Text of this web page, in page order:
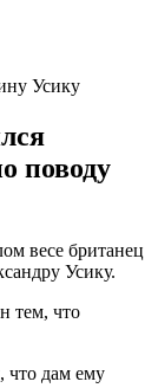
поводу
весе британец
Усику.
тем, что
что дам ему